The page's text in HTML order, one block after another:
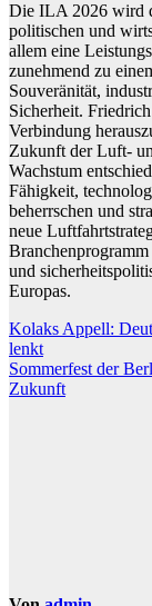
Die ILA 2026 wird
politischen und
allem eine
zunehmend zu
Souveränität,
Sicherheit.
Verbindung
Zukunft der Luft-
Wachstum
Fähigkeit,
beherrschen und
neue
und
Europas.
Kolaks Appell:
lenkt
Sommerfest der
Zukunft